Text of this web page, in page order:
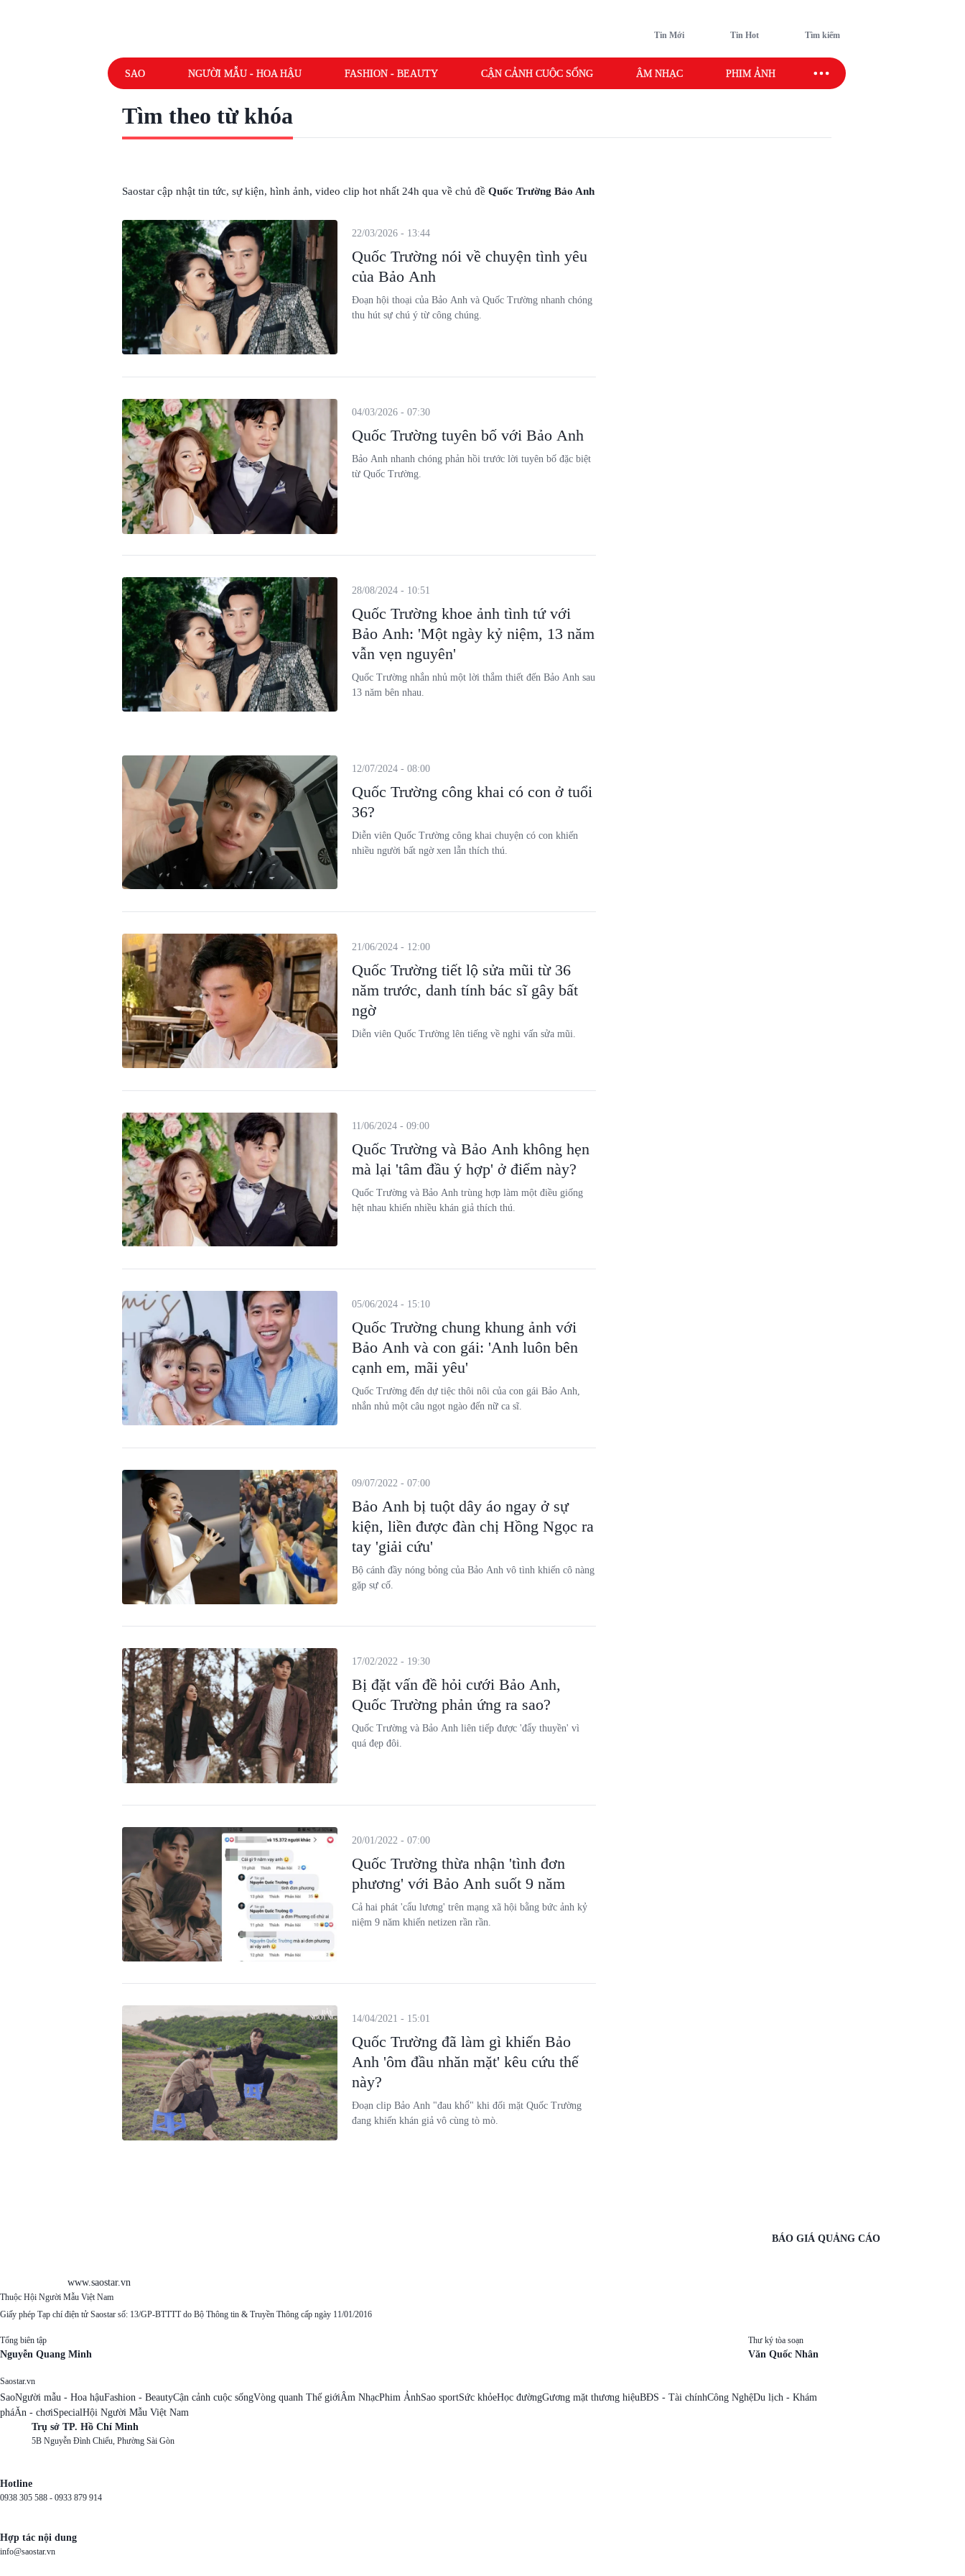
Tin Mới Tin Hot Tìm kiếm
SAO NGƯỜI MẪU - HOA HẬU FASHION - BEAUTY CẬN CẢNH CUỘC SỐNG ÂM NHẠC PHIM ẢNH SAO SPORT
Tìm theo từ khóa
Saostar cập nhật tin tức, sự kiện, hình ảnh, video clip hot nhất 24h qua về chủ đề Quốc Trường Bảo Anh
Quốc Trường nói về chuyện tình yêu
của Bảo Anh
22/03/2026 - 13:44
Đoạn hội thoại của Bảo Anh và Quốc Trường nhanh chóng
thu hút sự chú ý từ công chúng.
Quốc Trường tuyên bố với Bảo Anh
04/03/2026 - 07:30
Bảo Anh nhanh chóng phản hồi trước lời tuyên bố đặc biệt
từ Quốc Trường.
Quốc Trường khoe ảnh tình tứ với
Bảo Anh: 'Một ngày kỷ niệm, 13 năm
vẫn vẹn nguyên'
28/08/2024 - 10:51
Quốc Trường nhắn nhủ một lời thắm thiết đến Bảo Anh sau
13 năm bên nhau.
Quốc Trường công khai có con ở tuổi
36?
12/07/2024 - 08:00
Diễn viên Quốc Trường công khai chuyện có con khiến
nhiều người bất ngờ xen lẫn thích thú.
Quốc Trường tiết lộ sửa mũi từ 36
năm trước, danh tính bác sĩ gây bất
ngờ
21/06/2024 - 12:00
Diễn viên Quốc Trường lên tiếng về nghi vấn sửa mũi.
Quốc Trường và Bảo Anh không hẹn
mà lại 'tâm đầu ý hợp' ở điểm này?
11/06/2024 - 09:00
Quốc Trường và Bảo Anh trùng hợp làm một điều giống
hệt nhau khiến nhiều khán giả thích thú.
Quốc Trường chung khung ảnh với
Bảo Anh và con gái: 'Anh luôn bên
cạnh em, mãi yêu'
05/06/2024 - 15:10
Quốc Trường đến dự tiệc thôi nôi của con gái Bảo Anh,
nhắn nhủ một câu ngọt ngào đến nữ ca sĩ.
Bảo Anh bị tuột dây áo ngay ở sự
kiện, liền được đàn chị Hồng Ngọc ra
tay 'giải cứu'
09/07/2022 - 07:00
Bộ cánh đầy nóng bỏng của Bảo Anh vô tình khiến cô nàng
gặp sự cố.
Bị đặt vấn đề hỏi cưới Bảo Anh,
Quốc Trường phản ứng ra sao?
17/02/2022 - 19:30
Quốc Trường và Bảo Anh liên tiếp được 'đẩy thuyền' vì
quá đẹp đôi.
Quốc Trường thừa nhận 'tình đơn
phương' với Bảo Anh suốt 9 năm
20/01/2022 - 07:00
Cả hai phát 'cẩu lương' trên mạng xã hội bằng bức ảnh kỷ
niệm 9 năm khiến netizen rần rần.
Quốc Trường đã làm gì khiến Bảo
Anh 'ôm đầu nhăn mặt' kêu cứu thế
này?
14/04/2021 - 15:01
Đoạn clip Bảo Anh "đau khổ" khi đối mặt Quốc Trường
đang khiến khán giả vô cùng tò mò.
www.saostar.vn
BÁO GIÁ QUẢNG CÁO
Thuộc Hội Người Mẫu Việt Nam
Giấy phép Tạp chí điện tử Saostar số: 13/GP-BTTTT do Bộ Thông tin & Truyền Thông cấp ngày 11/01/2016
Tổng biên tập
Nguyễn Quang Minh
Thư ký tòa soạn
Văn Quốc Nhân
Saostar.vn
SaoNgười mẫu - Hoa hậuFashion - BeautyCận cảnh cuộc sốngVòng quanh Thế giớiÂm NhạcPhim ẢnhSao sportSức khỏeHọc đườngGương mặt thương hiệuBĐS - Tài chínhCông NghệDu lịch - Khám
pháĂn - chơiSpecialHội Người Mẫu Việt Nam
Trụ sở TP. Hồ Chí Minh
5B Nguyễn Đình Chiểu, Phường Sài Gòn
Hotline
0938 305 588 - 0933 879 914
Hợp tác nội dung
info@saostar.vn